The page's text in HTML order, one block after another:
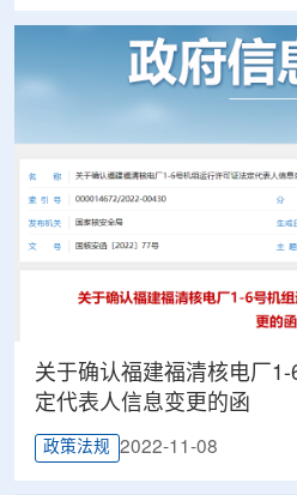
关于确认福建福清核电厂
定代表人信息变更的函
政策法规 2022-11-08